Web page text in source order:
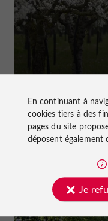
Ferme et
Top
En continuant à
cookies tiers à des
pages du site
déposent également
Je